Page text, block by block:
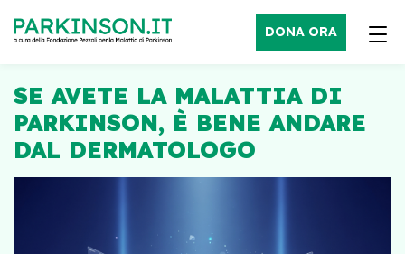
DONA ORA
SE AVETE LA MALATTIA DI
PARKINSON, È BENE ANDARE
DAL DERMATOLOGO